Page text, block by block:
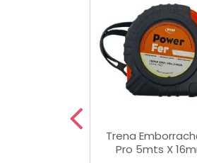
Trena
Pro 5mts X